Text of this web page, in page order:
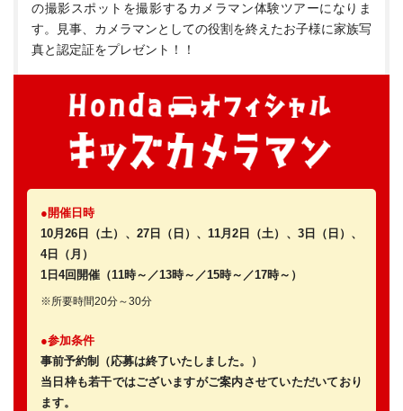
の撮影スポットを撮影するカメラマン体験ツアーになりま
す。見事、カメラマンとしての役割を終えたお子様に家族写
真と認定証をプレゼント！！
●開催日時
10月26日（土）、27日（日）、11月2日（土）、3日（日）、
4日（月）
1日4回開催（11時～／13時～／15時～／17時～）
※所要時間20分～30分
●参加条件
事前予約制（応募は終了いたしました。）
当日枠も若干ではございますがご案内させていただいており
ます。